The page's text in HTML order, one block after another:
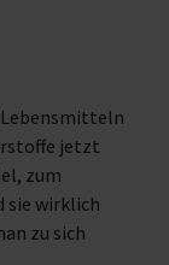
jetzt
zum
sie wirklich
zu sich